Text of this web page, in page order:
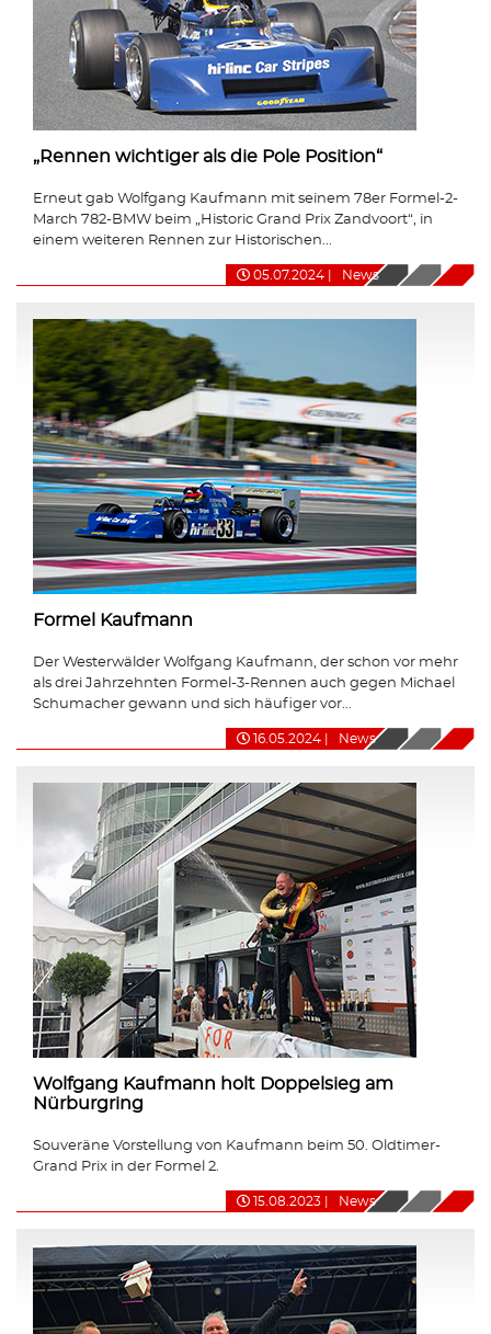
„Rennen wichtiger als die Pole Position“
Erneut gab Wolfgang Kaufmann mit seinem 78er Formel-2-
March 782-BMW beim „Historic Grand Prix Zandvoort“, in
einem weiteren Rennen zur Historischen...
05.07.2024 News
Formel Kaufmann
Der Westerwälder Wolfgang Kaufmann, der schon vor mehr
als drei Jahrzehnten Formel-3-Rennen auch gegen Michael
Schumacher gewann und sich häufiger vor...
16.05.2024 News
Wolfgang Kaufmann holt Doppelsieg am
Nürburgring
Souveräne Vorstellung von Kaufmann beim 50. Oldtimer-
Grand Prix in der Formel 2.
15.08.2023 News